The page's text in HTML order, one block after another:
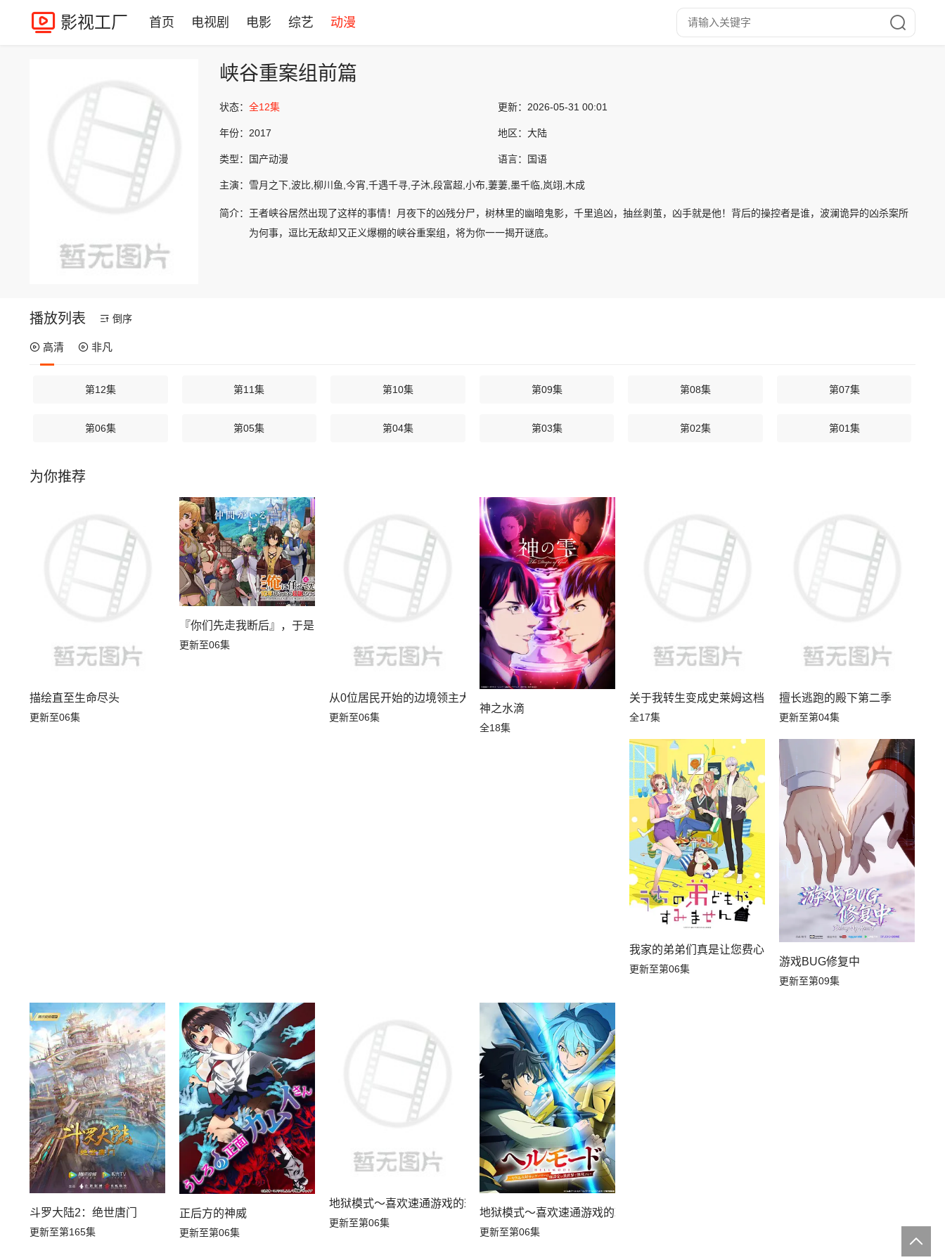
影视工厂 首页 电视剧 电影 综艺 动漫
峡谷重案组前篇
状态： 全12集 更新： 2026-05-31 00:01
年份： 2017 地区： 大陆
类型： 国产动漫 语言： 国语
主演： 雪月之下,波比,柳川鱼,今宵,千遇千寻,子沐,段富超,小布,萋萋,墨千临,岚翊,木成
简介： 王者峡谷居然出现了这样的事情！月夜下的凶残分尸，树林里的幽暗鬼影，千里追凶，抽丝剥茧，凶手就是他！背后的操控者是谁，波澜诡异的凶杀案所
为何事，逗比无敌却又正义爆棚的峡谷重案组，将为你一一揭开谜底。
播放列表 倒序
高清 非凡
第12集 第11集 第10集 第09集 第08集 第07集
第06集 第05集 第04集 第03集 第02集 第01集
为你推荐
描绘直至生命尽头
更新至06集
『你们先走我断后』，于是10年后我成为了传说
更新至06集
从0位居民开始的边境领主大人
更新至06集
神之水滴
全18集
关于我转生变成史莱姆这档事第四季
全17集
擅长逃跑的殿下第二季
更新至第04集
我家的弟弟们真是让您费心了
更新至第06集
游戏BUG修复中
更新至第09集
斗罗大陆2：绝世唐门
更新至第165集
正后方的神威
更新至第06集
地狱模式～喜欢速通游戏的玩家在废设定异世界无双～第二季
更新至第06集
地狱模式～喜欢速通游戏的玩家在废设定异世界无双～第2季
更新至第06集